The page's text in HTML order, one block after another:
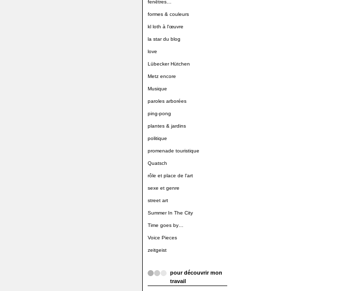
fenêtres…
formes & couleurs
kl loth à l'œuvre
la star du blog
love
Lübecker Hütchen
Metz encore
Musique
paroles arborées
ping-pong
plantes & jardins
politique
promenade touristique
Quatsch
rôle et place de l'art
sexe et genre
street art
Summer In The City
Time goes by…
Voice Pieces
zeitgeist
pour découvrir mon
travail